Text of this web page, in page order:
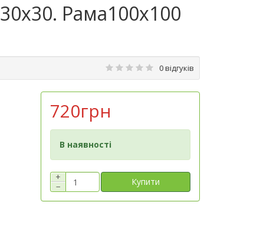
Рама100х100
0 відгуків
720грн
В наявності
+
−
Купити